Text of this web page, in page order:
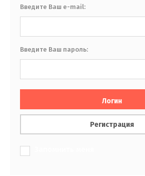
Введите Ваш e-mail:
Введите Ваш пароль:
Логин
Регистрация